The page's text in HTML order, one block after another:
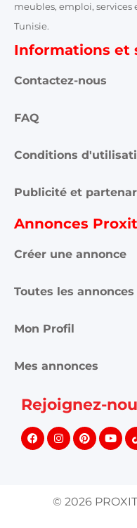
meubles, emploi, services
Tunisie.
Informations et
Contactez-nous
FAQ
Conditions
Publicité et
Annonces
Créer une annonce
Toutes les annonces
Mon Profil
Mes annonces
Rejoignez-
© 2026